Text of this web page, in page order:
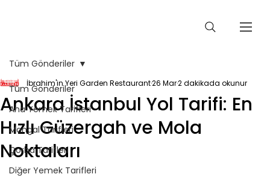
Tüm Gönderiler
Ana Yemek Tarifleri
Mangal Tarifleri
Çorba Tarifleri
Diğer Yemek Tarifleri
Tüm Gönderiler
Ankara İstanbul Yol Tarifi: En
Hızlı Güzergah ve Mola
Noktaları
İbrahim'in Yeri Garden Restaurant26 Mar2 dakikada okunur